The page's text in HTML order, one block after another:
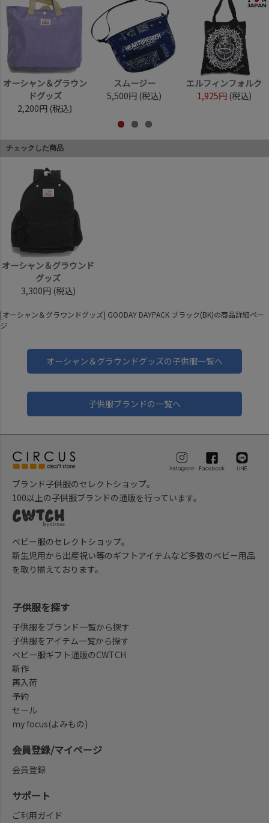
オーシャン＆グラウン
ドグッズ
2,200円 (税込)
スムージー
5,500円 (税込)
エルフィンフォルク
1,925円 (税込)
チェックした商品
オーシャン＆グラウンド
グッズ
3,300円 (税込)
[オーシャン＆グラウンドグッズ] GOODAY DAYPACK ブラック(BK)の商品詳細ペー
ジ
オーシャン＆グラウンドグッズの子供服一覧へ
子供服ブランドの一覧へ
ブランド子供服のセレクトショップ。
100以上の子供服ブランドの通販を行っています。
ベビー服のセレクトショップ。
新生児用から出産祝い等のギフトアイテムなど多数のベビー用品
を取り揃えております。
子供服を探す
子供服をブランド一覧から探す
子供服をアイテム一覧から探す
ベビー服ギフト通販のCWTCH
新作
再入荷
予約
セール
my focus(よみもの)
会員登録/マイページ
会員登録
サポート
ご利用ガイド